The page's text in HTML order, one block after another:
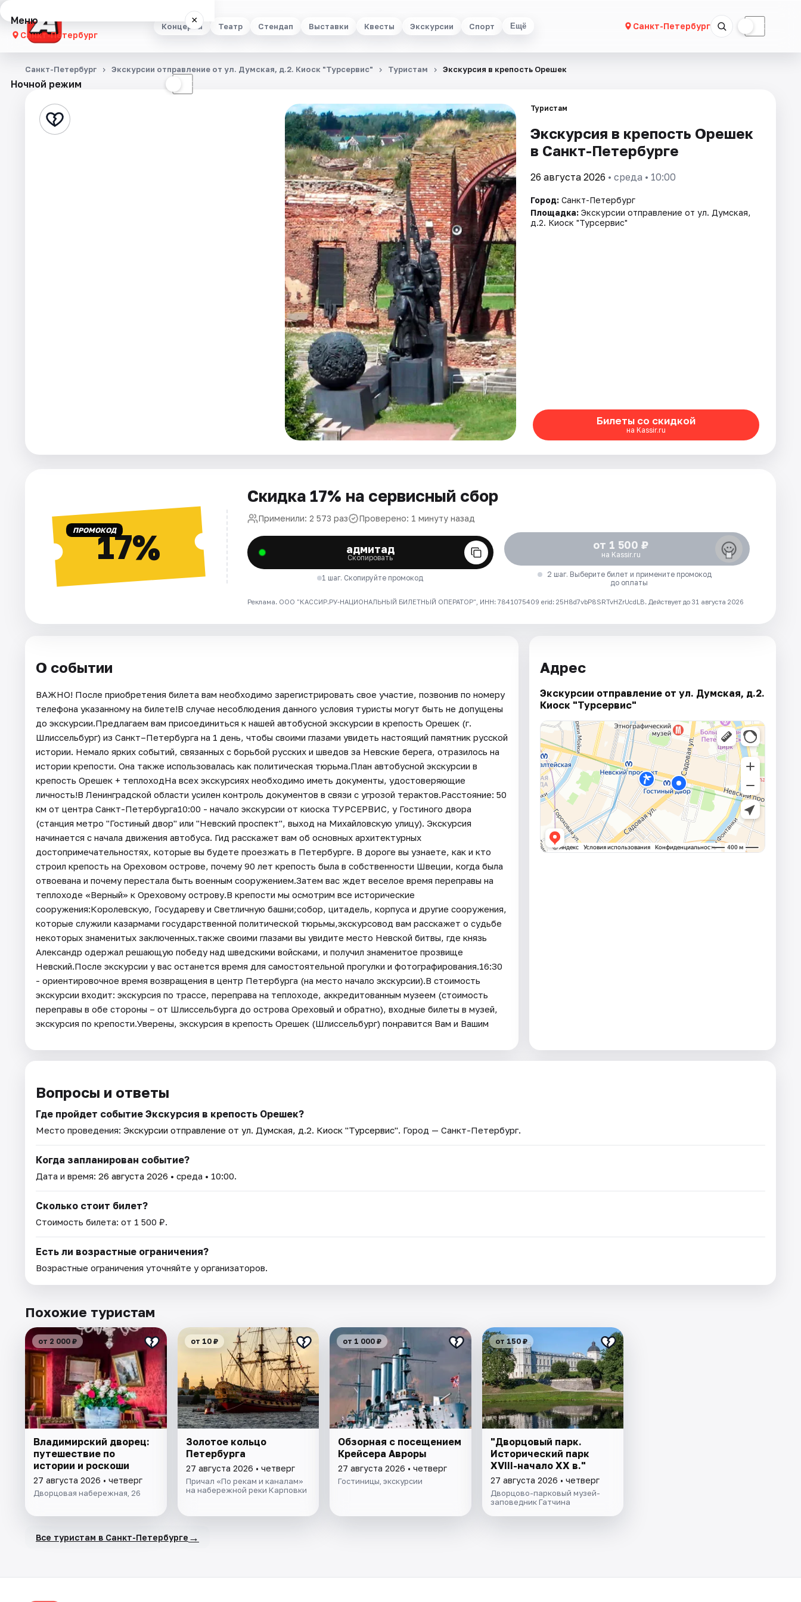
Концерты Театр Стендап Выставки Квесты Экскурсии Спорт Ещё Санкт-Петербург ☾
Меню ×
Санкт-Петербург
Концерты
Стендап
Ночной режим ☾
Санкт-Петербург Экскурсии отправление от ул. Думская, д.2. Киоск "Турсервис" Туристам Экскурсия в крепость Орешек
Туристам
Экскурсия в крепость Орешек
в Санкт-Петербурге
26 августа 2026 • среда • 10:00
Город: Санкт-Петербург
Площадка: Экскурсии отправление от ул. Думская,
д.2. Киоск "Турсервис"
Билеты со скидкой
на Kassir.ru
ПРОМОКОД17%
Скидка 17% на сервисный сбор
Применили: 2 573 раз Проверено: 1 минуту назад
адмитад
Скопировать
1 шаг. Скопируйте промокод
от 1 500 ₽
на Kassir.ru
2 шаг. Выберите билет и примените промокод
до оплаты
Реклама. ООО "КАССИР.РУ-НАЦИОНАЛЬНЫЙ БИЛЕТНЫЙ ОПЕРАТОР", ИНН: 7841075409 erid: 25H8d7vbP8SRTvHZrUcdLB. Действует до 31 августа 2026
О событии
ВАЖНО! После приобретения билета вам необходимо зарегистрировать свое участие, позвонив по номеру
телефона указанному на билете!В случае несоблюдения данного условия туристы могут быть не допущены
до экскурсии.Предлагаем вам присоединиться к нашей автобусной экскурсии в крепость Орешек (г.
Шлиссельбург) из Санкт–Петербурга на 1 день, чтобы своими глазами увидеть настоящий памятник русской
истории. Немало ярких событий, связанных с борьбой русских и шведов за Невские берега, отразилось на
истории крепости. Она также использовалась как политическая тюрьма.План автобусной экскурсии в
крепость Орешек + теплоходНа всех экскурсиях необходимо иметь документы, удостоверяющие
личность!В Ленинградской области усилен контроль документов в связи с угрозой терактов.Расстояние: 50
км от центра Санкт-Петербурга10:00 - начало экскурсии от киоска ТУРСЕРВИС, у Гостиного двора
(станция метро "Гостиный двор" или "Невский проспект", выход на Михайловскую улицу). Экскурсия
начинается с начала движения автобуса. Гид расскажет вам об основных архитектурных
достопримечательностях, которые вы будете проезжать в Петербурге. В дороге вы узнаете, как и кто
строил крепость на Ореховом острове, почему 90 лет крепость была в собственности Швеции, когда была
отвоевана и почему перестала быть военным сооружением.Затем вас ждет веселое время переправы на
теплоходе «Верный» к Ореховому острову.В крепости мы осмотрим все исторические
сооружения:Королевскую, Государеву и Светличную башни;собор, цитадель, корпуса и другие сооружения,
которые служили казармами государственной политической тюрьмы,экскурсовод вам расскажет о судьбе
некоторых знаменитых заключенных.также своими глазами вы увидите место Невской битвы, где князь
Александр одержал решающую победу над шведскими войсками, и получил знаменитое прозвище
Невский.После экскурсии у вас останется время для самостоятельной прогулки и фотографирования.16:30
- ориентировочное время возвращения в центр Петербурга (на место начало экскурсии).В стоимость
экскурсии входит: экскурсия по трассе, переправа на теплоходе, аккредитованным музеем (стоимость
переправы в обе стороны – от Шлиссельбурга до острова Ореховый и обратно), входные билеты в музей,
экскурсия по крепости.Уверены, экскурсия в крепость Орешек (Шлиссельбург) понравится Вам и Вашим
Адрес
Экскурсии отправление от ул. Думская, д.2.
Киоск "Турсервис"
Вопросы и ответы
Где пройдет событие Экскурсия в крепость Орешек?
Место проведения: Экскурсии отправление от ул. Думская, д.2. Киоск "Турсервис". Город — Санкт-Петербург.
Когда запланирован событие?
Дата и время: 26 августа 2026 • среда • 10:00.
Сколько стоит билет?
Стоимость билета: от 1 500 ₽.
Есть ли возрастные ограничения?
Возрастные ограничения уточняйте у организаторов.
Похожие туристам
от 2 000 ₽
Владимирский дворец:
путешествие по
истории и роскоши
27 августа 2026 • четверг
Дворцовая набережная, 26
от 10 ₽
Золотое кольцо
Петербурга
27 августа 2026 • четверг
Причал «По рекам и каналам»
на набережной реки Карповки
от 1 000 ₽
Обзорная с посещением
Крейсера Авроры
27 августа 2026 • четверг
Гостиницы, экскурсии
от 150 ₽
"Дворцовый парк.
Исторический парк
XVIII-начало XX в."
27 августа 2026 • четверг
Дворцово-парковый музей-
заповедник Гатчина
Все туристам в Санкт-Петербурге →